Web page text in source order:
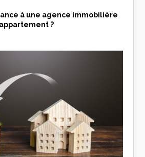
à une agence immobilière
?